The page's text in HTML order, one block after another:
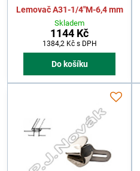
Lemovač A31-1/4"M-6,4 mm
Skladem
1144 Kč
1384,2 Kč s DPH
Do košíku